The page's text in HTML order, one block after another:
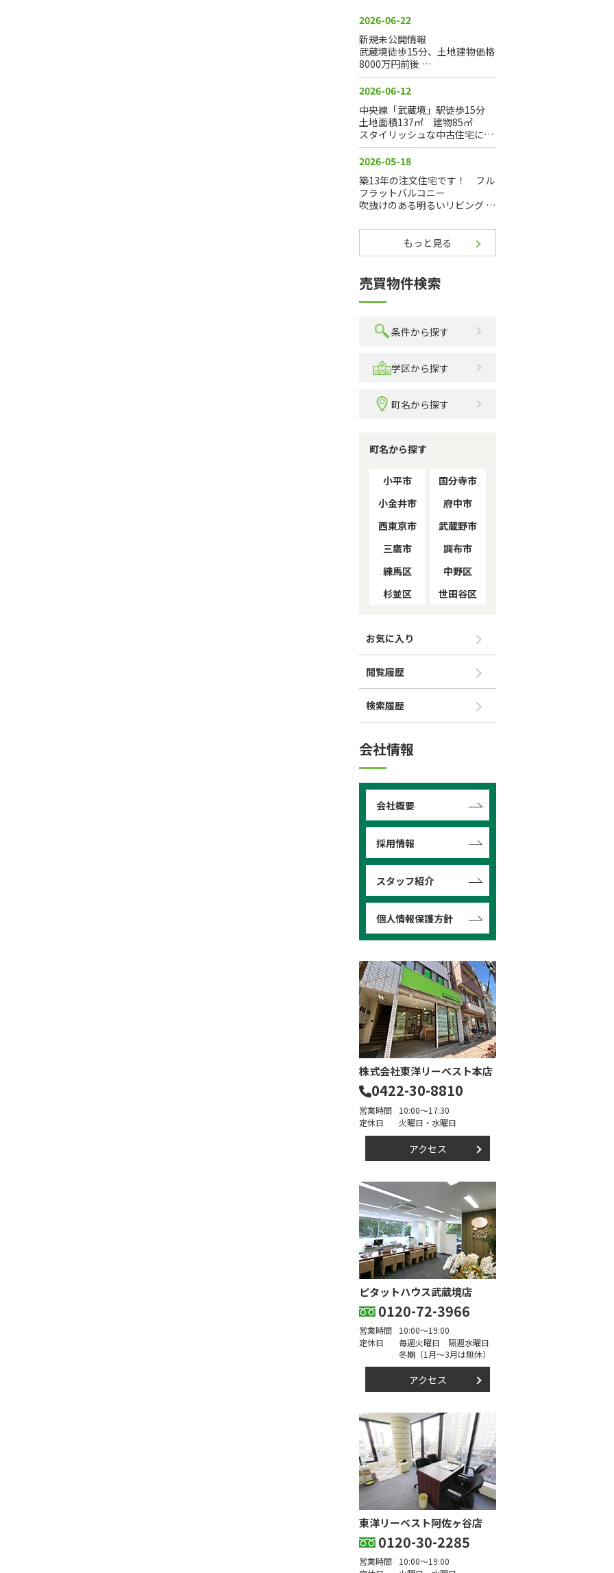
もっと見る
売買物件検索
条件から探す
学区から探す
町名から探す
町名から探す
小平市
国分寺市
小金井市
府中市
西東京市
武蔵野市
三鷹市
調布市
練馬区
中野区
杉並区
世田谷区
お気に入り
閲覧履歴
検索履歴
会社情報
会社概要
採用情報
スタッフ紹介
個人情報保護方針
株式会社東洋リーベスト本店
0422-30-8810
営業時間
10:00～17:30
定休日
火曜日・水曜日
アクセス
ピタットハウス武蔵境店
0120-72-3966
営業時間
10:00～19:00
定休日
毎週火曜日 隔週水曜日
冬期（1月～3月は無休）
アクセス
東洋リーベスト阿佐ヶ谷店
0120-30-2285
営業時間
10:00～19:00